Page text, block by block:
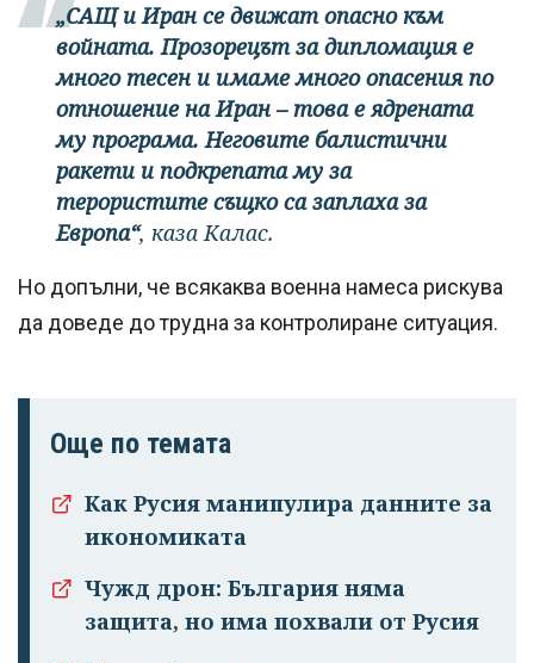
„САЩ и Иран се движат опасно към
войната. Прозорецът за дипломация е
много тесен и имаме много опасения по
отношение на Иран – това е ядрената
му програма. Неговите балистични
ракети и подкрепата му за
терористите същко са заплаха за
Европа“, каза Калас.
Но допълни, че всякаква военна намеса рискува
да доведе до трудна за контролиране ситуация.
Още по темата
Как Русия манипулира данните за
икономиката
Чужд дрон: България няма
защита, но има похвали от Русия